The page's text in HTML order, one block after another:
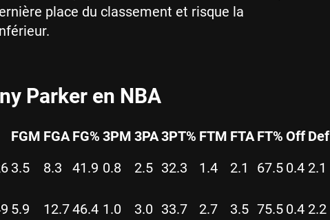
place du classement et risque la
Parker en NBA
FGM FGA FG% 3PM 3PA3PT% FTM FTA FT% Off Def
3.5 8.3 41.9 0.8 2.5 32.3 1.4 2.1 67.5 0.4 2.1
5.9 12.746.4 1.0 3.0 33.7 2.7 3.5 75.5 0.4 2.2